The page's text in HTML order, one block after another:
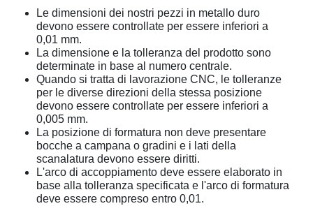
Le dimensioni dei nostri pezzi in metallo duro
devono essere controllate per essere inferiori a
0,01 mm.
La dimensione e la tolleranza del prodotto sono
determinate in base al numero centrale.
Quando si tratta di lavorazione CNC, le tolleranze
per le diverse direzioni della stessa posizione
devono essere controllate per essere inferiori a
0,005 mm.
La posizione di formatura non deve presentare
bocche a campana o gradini e i lati della
scanalatura devono essere diritti.
L'arco di accoppiamento deve essere elaborato in
base alla tolleranza specificata e l'arco di formatura
deve essere compreso entro 0,01.